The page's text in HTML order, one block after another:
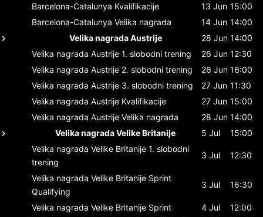
Barcelona-Catalunya Kvalifikacije 13 Jun 15:00
Barcelona-Catalunya Velika nagrada 14 Jun 14:00
Velika nagrada Austrije
28 Jun 14:00
Velika nagrada Austrije 1. slobodni trening 26 Jun 12:30
Velika nagrada Austrije 2. slobodni trening 26 Jun 16:00
Velika nagrada Austrije 3. slobodni trening 27 Jun 11:30
Velika nagrada Austrije Kvalifikacije 27 Jun 15:00
Velika nagrada Austrije Velika nagrada 28 Jun 14:00
Velika nagrada Velike Britanije
5 Jul
15:00
Velika nagrada Velike Britanije 1. slobodni
trening
3 Jul 12:30
Velika nagrada Velike Britanije Sprint
Qualifying
3 Jul 16:30
Velika nagrada Velike Britanije Sprint 4 Jul
12:00